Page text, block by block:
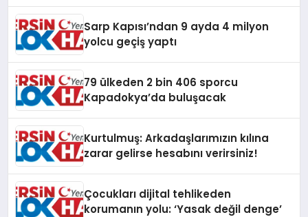
Sarp Kapısı’ndan 9 ayda 4 milyon
yolcu geçiş yaptı
79 ülkeden 2 bin 406 sporcu
Kapadokya’da buluşacak
Kurtulmuş: Arkadaşlarımızın kılına
zarar gelirse hesabını verirsiniz!
Çocukları dijital tehlikeden
korumanın yolu: ‘Yasak değil denge’